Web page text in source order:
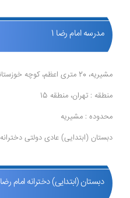
مدرسه امام رضا 1
مشیریه، 20 متری اعظم، کوچه خوزستانی
منطقه : تهران، منطقه 15
محدوده : مشیریه
دبستان (ابتدایی) عادی دولتی دخترانه
دبستان (ابتدایی) دخترانه امام رضا 1 (عادی دولتی )